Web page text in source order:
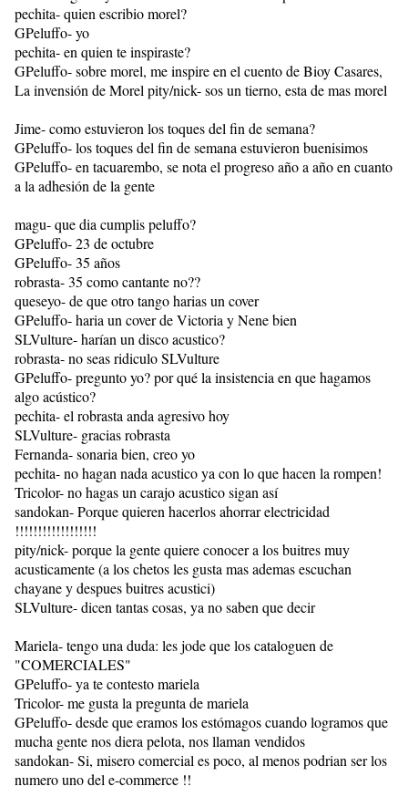
pechita- quien escribio morel?
GPeluffo- yo
pechita- en quien te inspiraste?
GPeluffo- sobre morel, me inspire en el cuento de Bioy Casares,
La invensión de Morel pity/nick- sos un tierno, esta de mas morel
Jime- como estuvieron los toques del fin de semana?
GPeluffo- los toques del fin de semana estuvieron buenisimos
GPeluffo- en tacuarembo, se nota el progreso año a año en cuanto
a la adhesión de la gente
magu- que dia cumplis peluffo?
GPeluffo- 23 de octubre
GPeluffo- 35 años
robrasta- 35 como cantante no??
queseyo- de que otro tango harias un cover
GPeluffo- haria un cover de Victoria y Nene bien
SLVulture- harían un disco acustico?
robrasta- no seas ridiculo SLVulture
GPeluffo- pregunto yo? por qué la insistencia en que hagamos
algo acústico?
pechita- el robrasta anda agresivo hoy
SLVulture- gracias robrasta
Fernanda- sonaria bien, creo yo
pechita- no hagan nada acustico ya con lo que hacen la rompen!
Tricolor- no hagas un carajo acustico sigan así
sandokan- Porque quieren hacerlos ahorrar electricidad
!!!!!!!!!!!!!!!!!!
pity/nick- porque la gente quiere conocer a los buitres muy
acusticamente (a los chetos les gusta mas ademas escuchan
chayane y despues buitres acustici)
SLVulture- dicen tantas cosas, ya no saben que decir
Mariela- tengo una duda: les jode que los cataloguen de
"COMERCIALES"
GPeluffo- ya te contesto mariela
Tricolor- me gusta la pregunta de mariela
GPeluffo- desde que eramos los estómagos cuando logramos que
mucha gente nos diera pelota, nos llaman vendidos
sandokan- Si, misero comercial es poco, al menos podrian ser los
numero uno del e-commerce !!